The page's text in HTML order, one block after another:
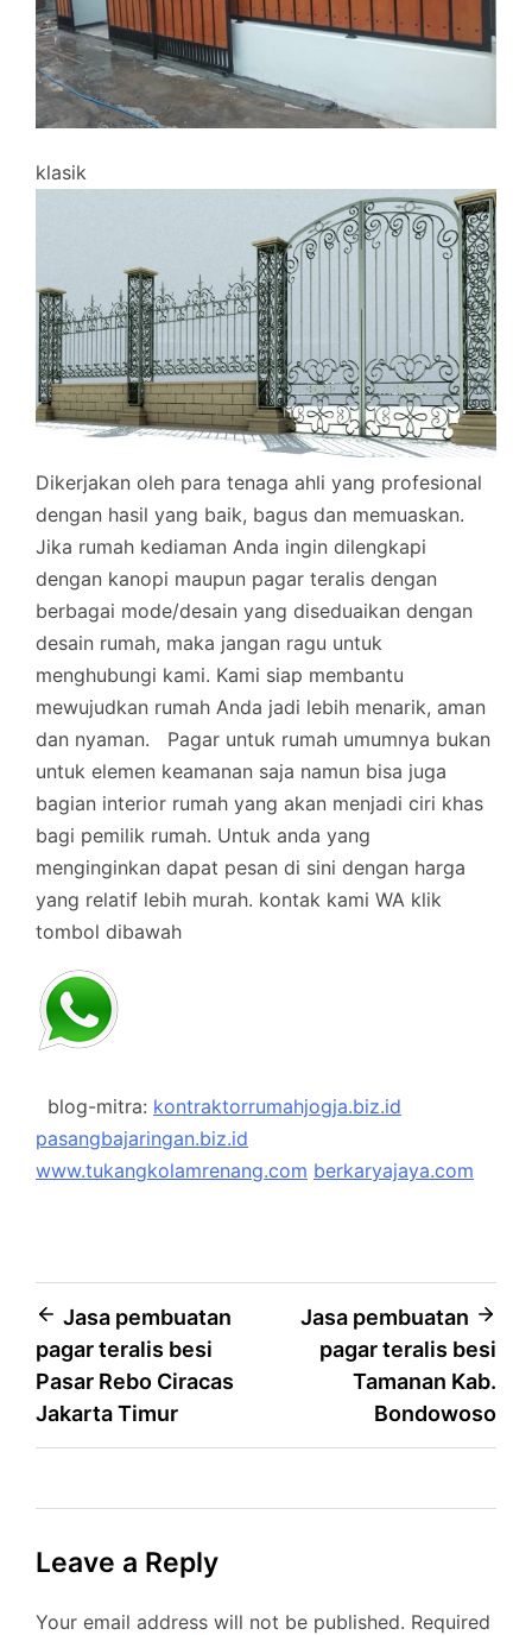
klasik
Dikerjakan oleh para tenaga ahli yang profesional
dengan hasil yang baik, bagus dan memuaskan.
Jika rumah kediaman Anda ingin dilengkapi
dengan kanopi maupun pagar teralis dengan
berbagai mode/desain yang diseduaikan dengan
desain rumah, maka jangan ragu untuk
menghubungi kami. Kami siap membantu
mewujudkan rumah Anda jadi lebih menarik, aman
dan nyaman.
Pagar untuk rumah umumnya bukan
untuk elemen keamanan saja namun bisa juga
bagian interior rumah yang akan menjadi ciri khas
bagi pemilik rumah. Untuk anda yang
menginginkan dapat pesan di sini dengan harga
yang relatif lebih murah. kontak kami WA klik
tombol dibawah
blog-mitra: kontraktorrumahjogja.biz.id
pasangbajaringan.biz.id
www.tukangkolamrenang.com berkaryajaya.com
Post
navigation
Jasa pembuatan
pagar teralis besi
Pasar Rebo Ciracas
Jakarta Timur
Jasa pembuatan
pagar teralis besi
Tamanan Kab.
Bondowoso
Leave a Reply
Your email address will not be published. Required